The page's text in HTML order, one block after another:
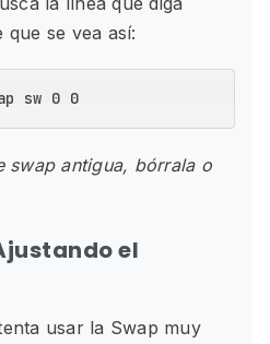
que se vea así:
/swapfile none swap sw 0 0
swap antigua, bórrala o
el
usar la Swap muy